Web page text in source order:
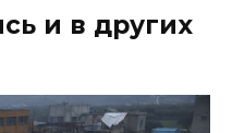
и в других